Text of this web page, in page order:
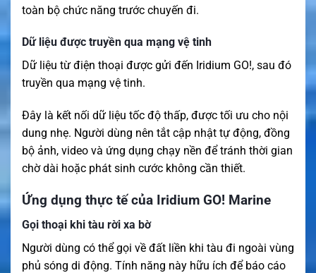
toàn bộ chức năng trước chuyến đi.
Dữ liệu được truyền qua mạng vệ tinh
Dữ liệu từ điện thoại được gửi đến Iridium GO!, sau đó
truyền qua mạng vệ tinh.
Đây là kết nối dữ liệu tốc độ thấp, được tối ưu cho nội
dung nhẹ. Người dùng nên tắt cập nhật tự động, đồng
bộ ảnh, video và ứng dụng chạy nền để tránh thời gian
chờ dài hoặc phát sinh cước không cần thiết.
Ứng dụng thực tế của Iridium GO! Marine
Gọi thoại khi tàu rời xa bờ
Người dùng có thể gọi về đất liền khi tàu đi ngoài vùng
phủ sóng di động. Tính năng này hữu ích để báo cáo